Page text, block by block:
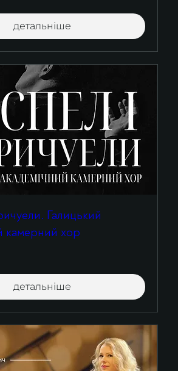
детальніше
Галицький
камерний хор
детальніше